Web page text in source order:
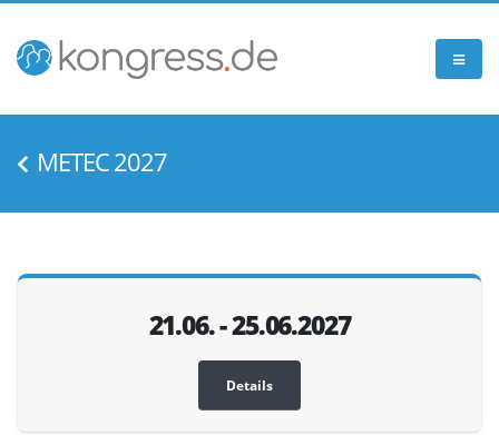
METEC 2027
21.06. - 25.06.2027
Details